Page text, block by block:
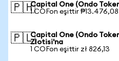
🇵🇭Capital One (Ondo
1 COFon eşittir ₱13.476,08
🇵🇱Capital One (Ondo
Zlotisi'na
1 COFon eşittir zł 826,13